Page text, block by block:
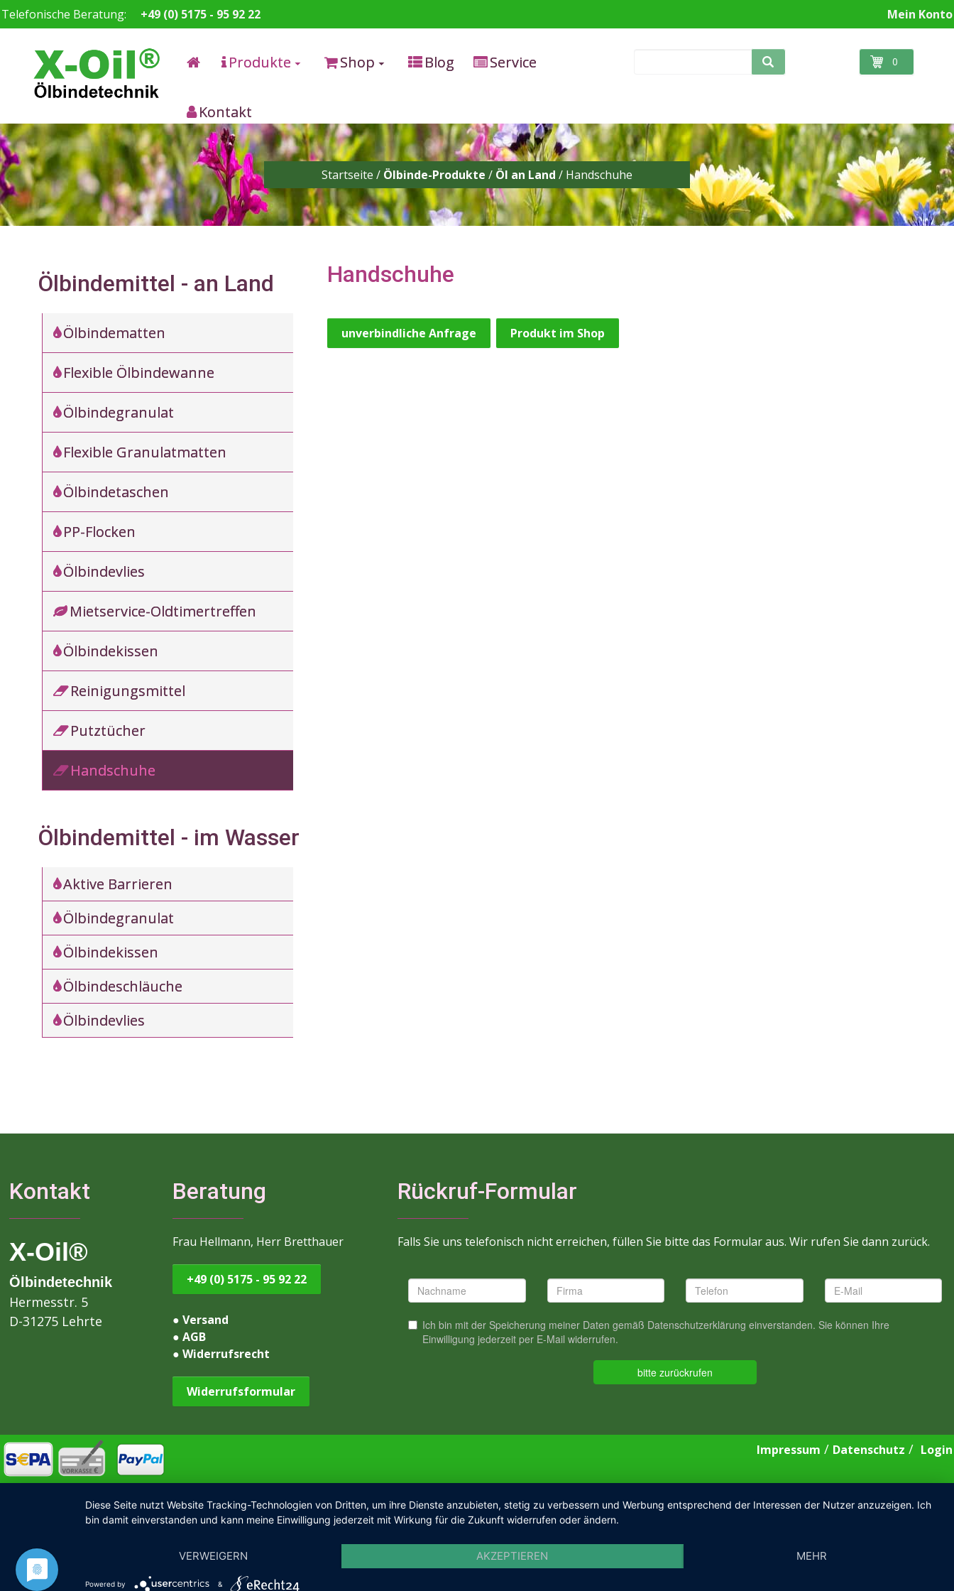
Telefonische Beratung: +49 (0) 5175 - 95 92 22 Mein Konto
Produkte Shop Blog Service
Kontakt
0
Startseite / Ölbinde-Produkte / Öl an Land / Handschuhe
Ölbindemittel - an Land
Ölbindematten
Flexible Ölbindewanne
Ölbindegranulat
Flexible Granulatmatten
Ölbindetaschen
PP-Flocken
Ölbindevlies
Mietservice-Oldtimertreffen
Ölbindekissen
Reinigungsmittel
Putztücher
Handschuhe
Ölbindemittel - im Wasser
Aktive Barrieren
Ölbindegranulat
Ölbindekissen
Ölbindeschläuche
Ölbindevlies
Handschuhe
unverbindliche Anfrage Produkt im Shop
Kontakt
X-Oil®
Ölbindetechnik
Hermesstr. 5
D-31275 Lehrte
Beratung
Frau Hellmann, Herr Bretthauer
+49 (0) 5175 - 95 92 22
● Versand
● AGB
● Widerrufsrecht
Widerrufsformular
Rückruf-Formular
Falls Sie uns telefonisch nicht erreichen, füllen Sie bitte das Formular aus. Wir rufen Sie dann zurück.
Impressum / Datenschutz / Login
Diese Seite nutzt Website Tracking-Technologien von Dritten, um ihre Dienste anzubieten, stetig zu verbessern und Werbung entsprechend der Interessen der Nutzer anzuzeigen. Ich
bin damit einverstanden und kann meine Einwilligung jederzeit mit Wirkung für die Zukunft widerrufen oder ändern.
VERWEIGERN AKZEPTIEREN MEHR
Powered by &